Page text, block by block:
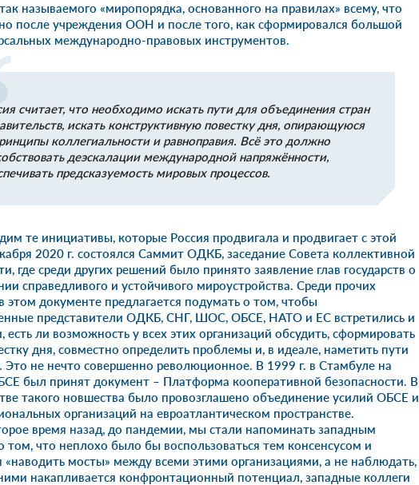
называемого «миропорядка, основанного на правилах» всему, что
после учреждения ООН и после того, как сформировался большой
международно-правовых инструментов.
считает, что необходимо искать пути для объединения стран
искать конструктивную повестку дня, опирающуюся
коллегиальности и равноправия. Всё это должно
деэскалации международной напряжённости,
предсказуемость мировых процессов.
те инициативы, которые Россия продвигала и продвигает с этой
2020 г. состоялся Саммит ОДКБ, заседание Совета коллективной
где среди других решений было принято заявление глав государств о
справедливого и устойчивого мироустройства. Среди прочих
этом документе предлагается подумать о том, чтобы
представители ОДКБ, СНГ, ШОС, ОБСЕ, НАТО и ЕС встретились и
есть ли возможность у всех этих организаций обсудить, сформировать
дня, совместно определить проблемы и, в идеале, наметить пути
Это не нечто совершенно революционное. В 1999 г. в Стамбуле на
был принят документ – Платформа кооперативной безопасности. В
такого новшества было провозглашено объединение усилий ОБСЕ и
организаций на евроатлантическом пространстве.
время назад, до пандемии, мы стали напоминать западным
том, что неплохо было бы воспользоваться тем консенсусом и
«наводить мосты» между всеми этими организациями, а не наблюдать,
накапливается конфронтационный потенциал, западные коллеги